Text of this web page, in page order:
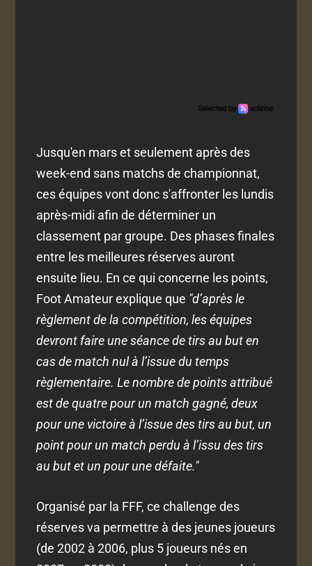
Jusqu'en mars et seulement après des
week-end sans matchs de championnat,
ces équipes vont donc s'affronter les lundis
après-midi afin de déterminer un
classement par groupe. Des phases finales
entre les meilleures réserves auront
ensuite lieu. En ce qui concerne les points,
Foot Amateur explique que "d’après le
règlement de la compétition, les équipes
devront faire une séance de tirs au but en
cas de match nul à l’issue du temps
règlementaire. Le nombre de points attribué
est de quatre pour un match gagné, deux
pour une victoire à l’issue des tirs au but, un
point pour un match perdu à l’issu des tirs
au but et un pour une défaite."
Organisé par la FFF, ce challenge des
réserves va permettre à des jeunes joueurs
(de 2002 à 2006, plus 5 joueurs nés en